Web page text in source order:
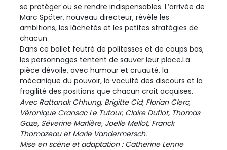
se protéger ou se rendre indispensables. L’arrivée de
Marc Später, nouveau directeur, révèle les
ambitions, les lâchetés et les petites stratégies de
chacun.
Dans ce ballet feutré de politesses et de coups bas,
les personnages tentent de sauver leur place.La
pièce dévoile, avec humour et cruauté, la
mécanique du pouvoir, la vacuité des discours et la
fragilité des positions que chacun croit acquises.
Avec Rattanak Chhung, Brigitte Cid, Florian Clerc,
Véronique Cransac Le Tutour, Claire Duflot, Thomas
Gaze, Séverine Marlière, Joëlle Mellot, Franck
Thomazeau et Marie Vandermersch.
Mise en scène et adaptation : Catherine Lenne